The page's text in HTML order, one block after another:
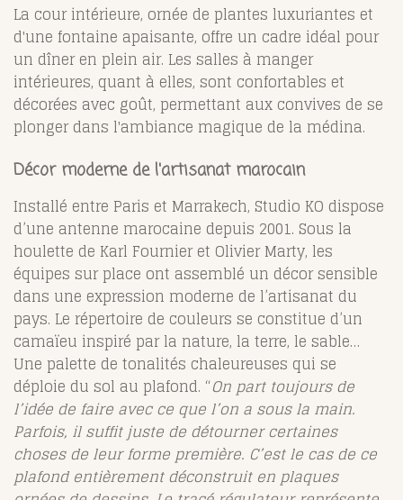
La cour intérieure, ornée de plantes luxuriantes et
d'une fontaine apaisante, offre un cadre idéal pour
un dîner en plein air. Les salles à manger
intérieures, quant à elles, sont confortables et
décorées avec goût, permettant aux convives de se
plonger dans l'ambiance magique de la médina.
Décor moderne de l'artisanat marocain
Installé entre Paris et Marrakech, Studio KO dispose
d’une antenne marocaine depuis 2001. Sous la
houlette de Karl Fournier et Olivier Marty, les
équipes sur place ont assemblé un décor sensible
dans une expression moderne de l’artisanat du
pays. Le répertoire de couleurs se constitue d’un
camaïeu inspiré par la nature, la terre, le sable…
Une palette de tonalités chaleureuses qui se
déploie du sol au plafond. “On part toujours de
l’idée de faire avec ce que l’on a sous la main.
Parfois, il suffit juste de détourner certaines
choses de leur forme première. C’est le cas de ce
plafond entièrement déconstruit en plaques